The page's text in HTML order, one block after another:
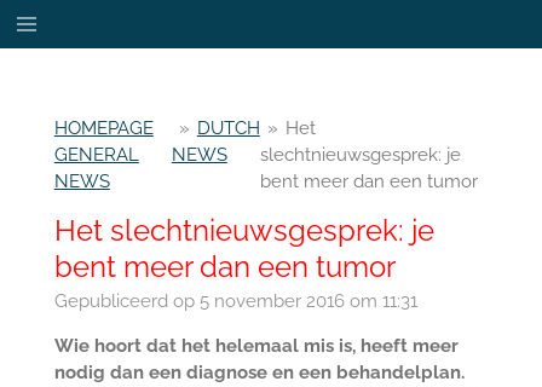
Ga
direct
hoofdinhoud
HOMEPAGE
GENERAL
NEWS
» DUTCH
NEWS
» Het
slechtnieuwsgesprek: je
bent meer dan een tumor
Het slechtnieuwsgesprek: je
bent meer dan een tumor
Gepubliceerd op 5 november 2016 om 11:31
Wie hoort dat het helemaal mis is, heeft meer
nodig dan een diagnose en een behandelplan.